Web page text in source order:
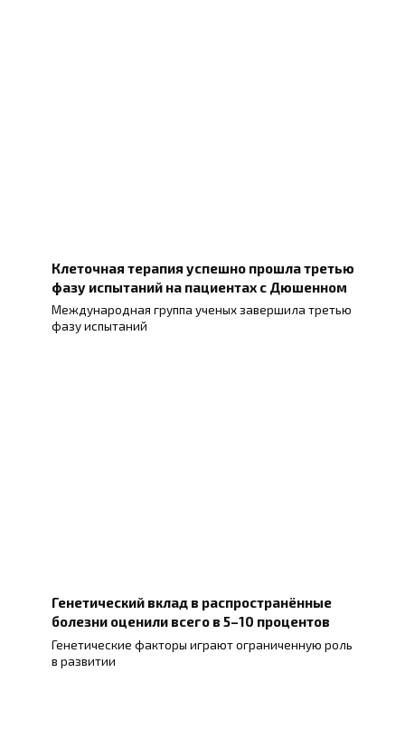
Клеточная терапия успешно прошла третью
фазу испытаний на пациентах с Дюшенном
Международная группа ученых завершила третью
фазу испытаний
Генетический вклад в распространённые
болезни оценили всего в 5–10 процентов
Генетические факторы играют ограниченную роль
в развитии